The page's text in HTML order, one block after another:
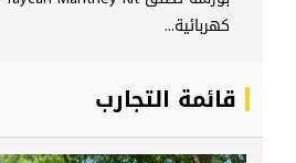
كهربائية...
قائمة التجارب